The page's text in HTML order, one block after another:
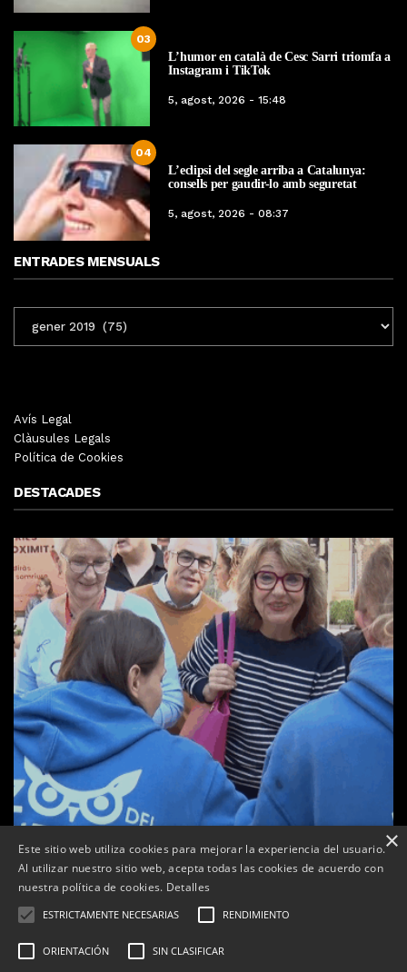
03
L’humor en català de Cesc Sarri triomfa a
Instagram i TikTok
5, agost, 2026 - 15:48
04
L’eclipsi del segle arriba a Catalunya:
consells per gaudir-lo amb seguretat
5, agost, 2026 - 08:37
ENTRADES MENSUALS
MENSUALS
Avís Legal
Clàusules Legals
Política de Cookies
DESTACADES
Tàrrega celebra la 25a Fira del Medi Ambient
Per Tàrrega Televisió 18, octubre, 2025 - 12:26
×
Este sitio web utiliza cookies para mejorar la experiencia del usuario.
Al utilizar nuestro sitio web, acepta todas las cookies de acuerdo con
nuestra política de cookies. Detalles
ESTRICTAMENTE NECESARIAS RENDIMIENTO
ORIENTACIÓN SIN CLASIFICAR